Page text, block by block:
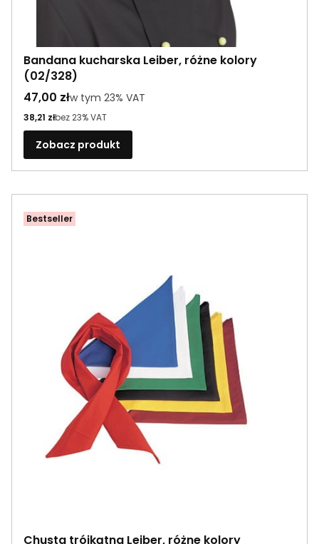
Bandana kucharska Leiber, różne kolory
(02/328)
Cena brutto
47,00 złw tym %s VAT
w tym 23% VAT
Cena netto
38,21 złbez 23% VAT
Zobacz produkt
Bestseller
Chusta trójkątna Leiber, różne kolory